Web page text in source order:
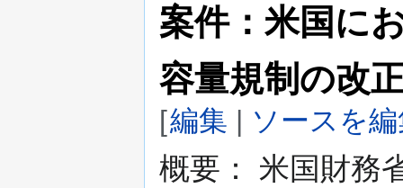
案件：米国に
容量規制の改
[編集 | ソースを
概要： 米国財務